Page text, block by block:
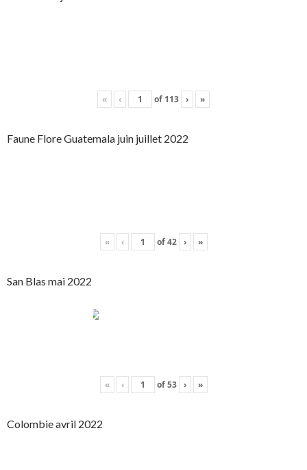
« ‹ of 113 › »
Faune Flore Guatemala juin juillet 2022
« ‹ of42 › »
San Blas mai 2022
« ‹ of53 › »
Colombie avril 2022